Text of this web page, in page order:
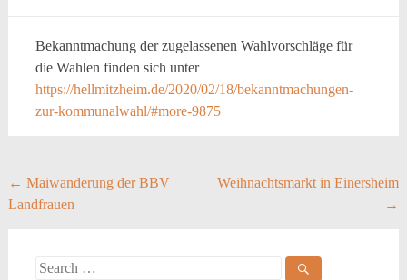
Bekanntmachung der zugelassenen Wahlvorschläge für
die Wahlen finden sich unter
https://hellmitzheim.de/2020/02/18/bekanntmachungen-
zur-kommunalwahl/#more-9875
Post
navigation
← Maiwanderung der BBV
Landfrauen
Weihnachtsmarkt in Einersheim
→
Search